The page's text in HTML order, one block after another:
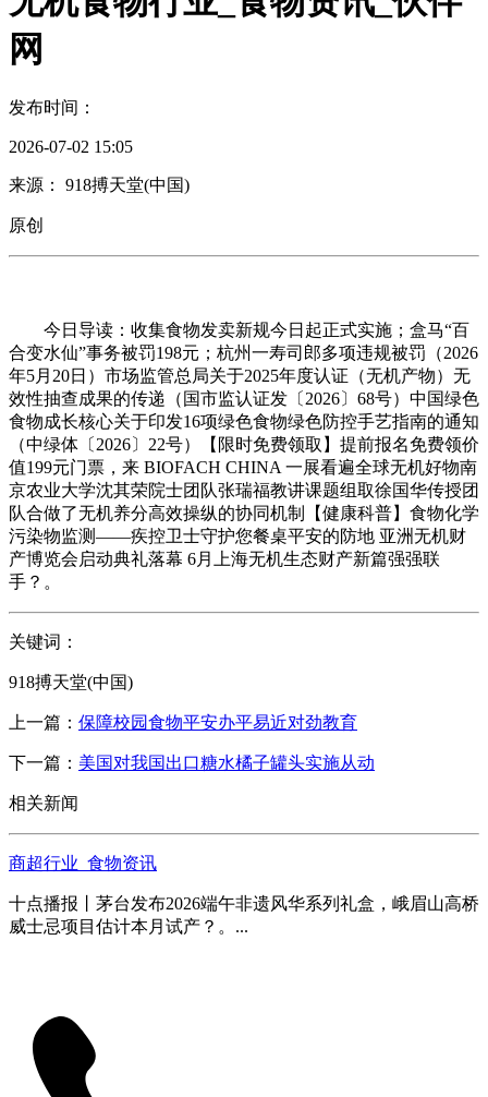
网
发布时间：
2026-07-02 15:05
来源： 918搏天堂(中国)
原创
今日导读：收集食物发卖新规今日起正式实施；盒马“百
合变水仙”事务被罚198元；杭州一寿司郎多项违规被罚（2026
年5月20日）市场监管总局关于2025年度认证（无机产物）无
效性抽查成果的传递（国市监认证发〔2026〕68号）中国绿色
食物成长核心关于印发16项绿色食物绿色防控手艺指南的通知
（中绿体〔2026〕22号）【限时免费领取】提前报名免费领价
值199元门票，来 BIOFACH CHINA 一展看遍全球无机好物南
京农业大学沈其荣院士团队张瑞福教讲课题组取徐国华传授团
队合做了无机养分高效操纵的协同机制【健康科普】食物化学
污染物监测——疾控卫士守护您餐桌平安的防地 亚洲无机财
产博览会启动典礼落幕 6月上海无机生态财产新篇强强联
手？。
关键词：
918搏天堂(中国)
上一篇： 保障校园食物平安办平易近对劲教育
下一篇： 美国对我国出口糖水橘子罐头实施从动
相关新闻
商超行业_食物资讯
十点播报丨茅台发布2026端午非遗风华系列礼盒，峨眉山高桥
威士忌项目估计本月试产？。...